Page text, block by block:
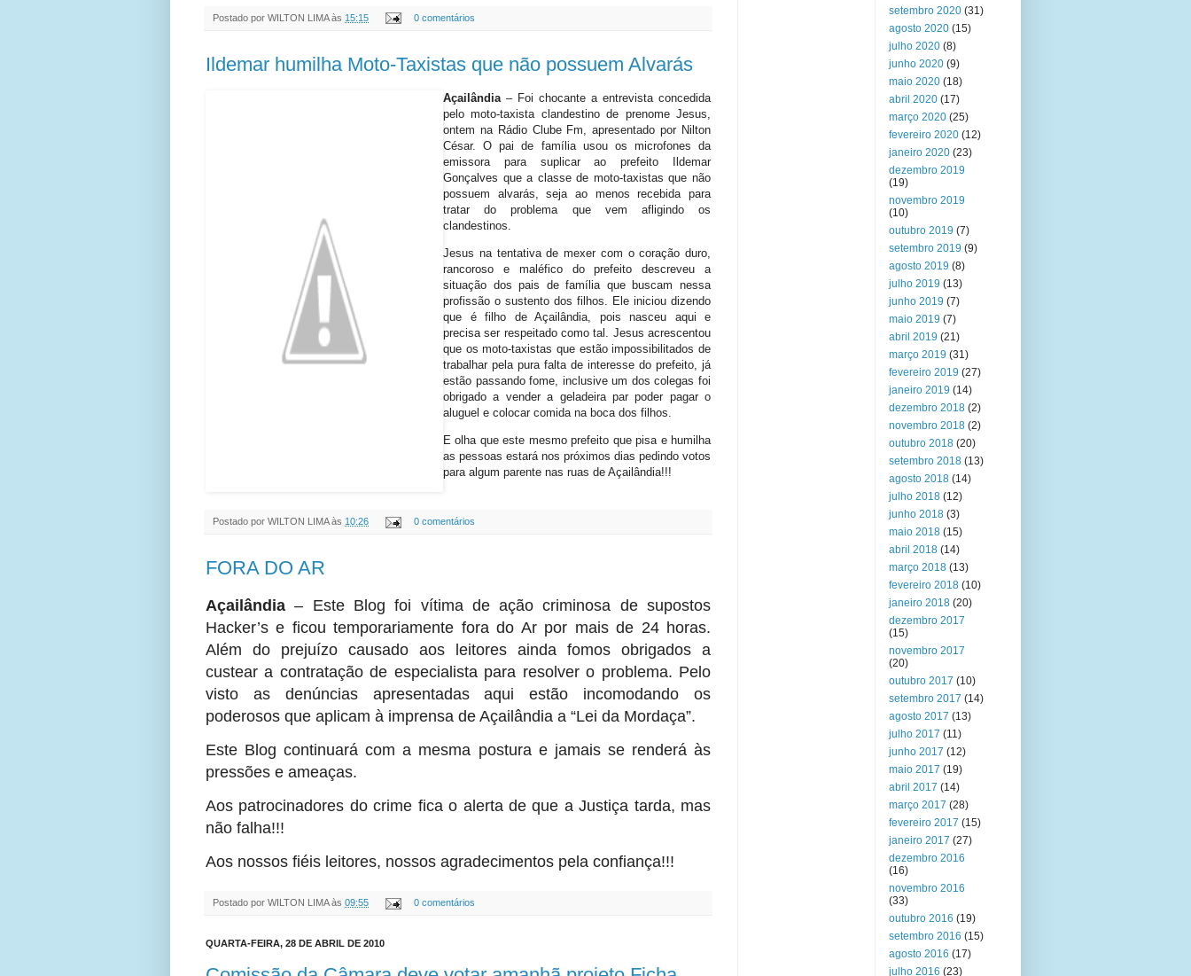
Postado por WILTON LIMA às 15:15 0 comentários
Ildemar humilha Moto-Taxistas que não possuem Alvarás
Açailândia – Foi chocante a entrevista concedida
pelo moto-taxista clandestino de prenome Jesus,
ontem na Rádio Clube Fm, apresentado por Nilton
César. O pai de família usou os microfones da
emissora para suplicar ao prefeito Ildemar
Gonçalves que a classe de moto-taxistas que não
possuem alvarás, seja ao menos recebida para
tratar do problema que vem afligindo os
clandestinos.
Jesus na tentativa de mexer com o coração duro,
rancoroso e maléfico do prefeito descreveu a
situação dos pais de família que buscam nessa
profissão o sustento dos filhos. Ele iniciou dizendo
que é filho de Açailândia, pois nasceu aqui e
precisa ser respeitado como tal. Jesus acrescentou
que os moto-taxistas que estão impossibilitados de
trabalhar pela pura falta de interesse do prefeito, já
estão passando fome, inclusive um dos colegas foi
obrigado a vender a geladeira par poder pagar o
aluguel e colocar comida na boca dos filhos.
E olha que este mesmo prefeito que pisa e humilha
as pessoas estará nos próximos dias pedindo votos
para algum parente nas ruas de Açailândia!!!
Postado por WILTON LIMA às 10:26 0 comentários
FORA DO AR
Açailândia – Este Blog foi vítima de ação criminosa de supostos
Hacker’s e ficou temporariamente fora do Ar por mais de 24 horas.
Além do prejuízo causado aos leitores ainda fomos obrigados a
custear a contratação de especialista para resolver o problema. Pelo
visto as denúncias apresentadas aqui estão incomodando os
poderosos que aplicam à imprensa de Açailândia a “Lei da Mordaça”.
Este Blog continuará com a mesma postura e jamais se renderá às
pressões e ameaças.
Aos patrocinadores do crime fica o alerta de que a Justiça tarda, mas
não falha!!!
Aos nossos fiéis leitores, nossos agradecimentos pela confiança!!!
Postado por WILTON LIMA às 09:55 0 comentários
QUARTA-FEIRA, 28 DE ABRIL DE 2010
setembro 2020 (31)
agosto 2020 (15)
julho 2020 (8)
junho 2020 (9)
maio 2020 (18)
abril 2020 (17)
março 2020 (25)
fevereiro 2020 (12)
janeiro 2020 (23)
dezembro 2019
(19)
novembro 2019
(10)
outubro 2019 (7)
setembro 2019 (9)
agosto 2019 (8)
julho 2019 (13)
junho 2019 (7)
maio 2019 (7)
abril 2019 (21)
março 2019 (31)
fevereiro 2019 (27)
janeiro 2019 (14)
dezembro 2018 (2)
novembro 2018 (2)
outubro 2018 (20)
setembro 2018 (13)
agosto 2018 (14)
julho 2018 (12)
junho 2018 (3)
maio 2018 (15)
abril 2018 (14)
março 2018 (13)
fevereiro 2018 (10)
janeiro 2018 (20)
dezembro 2017
(15)
novembro 2017
(20)
outubro 2017 (10)
setembro 2017 (14)
agosto 2017 (13)
julho 2017 (11)
junho 2017 (12)
maio 2017 (19)
abril 2017 (14)
março 2017 (28)
fevereiro 2017 (15)
janeiro 2017 (27)
dezembro 2016
(16)
novembro 2016
(33)
outubro 2016 (19)
setembro 2016 (15)
agosto 2016 (17)
julho 2016 (23)